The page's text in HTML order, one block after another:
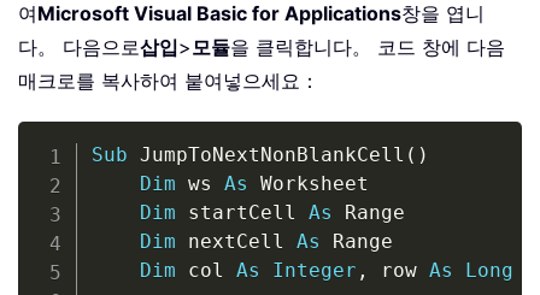
여Microsoft Visual Basic for Applications창을 엽니
다。 다음으로삽입>모듈을 클릭합니다。 코드 창에 다음
매크로를 복사하여 붙여넣으세요：
Sub JumpToNextNonBlankCell ( )
Dim ws As Worksheet
Dim startCell As Range
Dim nextCell As Range
Dim col As Integer , row As Long